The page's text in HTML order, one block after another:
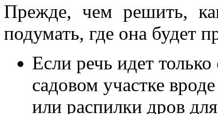
Прежде, чем решить,
подумать, где она будет
Если речь идет
садовом участке
или распилки дров